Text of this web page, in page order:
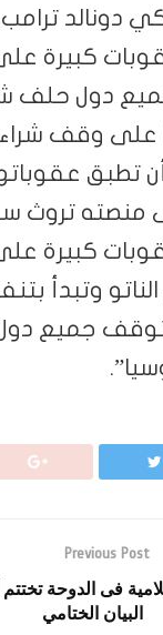
دونالد
كبيرة على
دول حلف
على وقف
تطبق
تروث
كبيرة على
وتبدأ
جميع دول
Previous Post
فى الدوحة تختتم
البيان الختامي